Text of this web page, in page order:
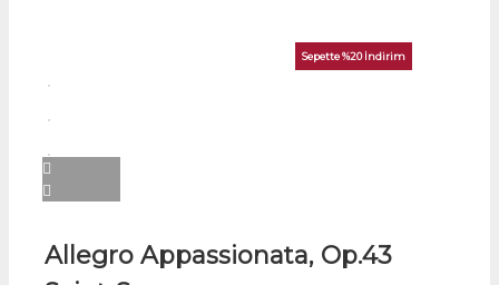
Sepette %20 İndirim
Allegro Appassionata, Op.43